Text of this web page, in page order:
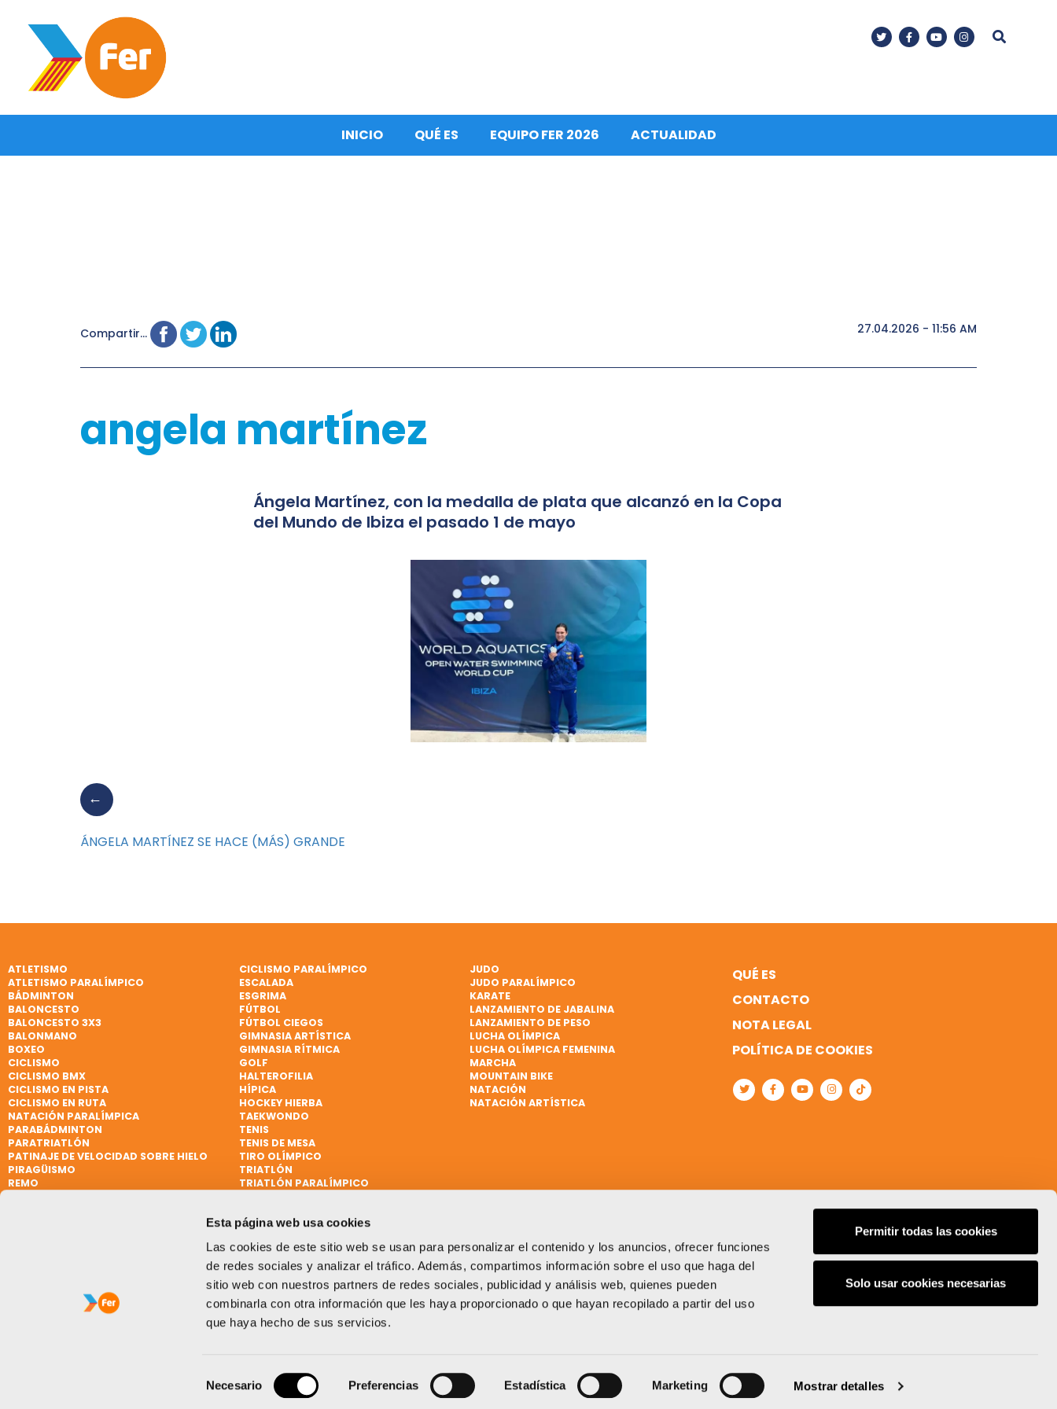
Esta página web usa cookies
Las cookies de este sitio web se usan para personalizar el contenido y los anuncios, ofrecer funciones
de redes sociales y analizar el tráfico. Además, compartimos información sobre el uso que haga del
sitio web con nuestros partners de redes sociales, publicidad y análisis web, quienes pueden
combinarla con otra información que les haya proporcionado o que hayan recopilado a partir del uso
que haya hecho de sus servicios.
de
Necesario Preferencias Estadística Marketing Mostrar detalles
Permitir todas las cookies
Solo usar cookies necesarias
INICIO QUÉ ES EQUIPO FER 2026 ACTUALIDAD
Compartir... 27.04.2026 - 11:56 AM
angela martínez
Ángela Martínez, con la medalla de plata que alcanzó en la Copa
del Mundo de Ibiza el pasado 1 de mayo
ÁNGELA MARTÍNEZ SE HACE (MÁS) GRANDE
ATLETISMO
ATLETISMO PARALÍMPICO
BÁDMINTON
BALONCESTO
BALONCESTO 3X3
BALONMANO
BOXEO
CICLISMO
CICLISMO BMX
CICLISMO EN PISTA
CICLISMO EN RUTA
CICLISMO PARALÍMPICO
ESCALADA
ESGRIMA
FÚTBOL
FÚTBOL CIEGOS
GIMNASIA ARTÍSTICA
GIMNASIA RÍTMICA
GOLF
HALTEROFILIA
HÍPICA
HOCKEY HIERBA
JUDO
JUDO PARALÍMPICO
KARATE
LANZAMIENTO DE JABALINA
LANZAMIENTO DE PESO
LUCHA OLÍMPICA
LUCHA OLÍMPICA FEMENINA
MARCHA
MOUNTAIN BIKE
NATACIÓN
NATACIÓN ARTÍSTICA
NATACIÓN PARALÍMPICA
PARABÁDMINTON
PARATRIATLÓN
PATINAJE DE VELOCIDAD SOBRE HIELO
PIRAGÜISMO
REMO
TAEKWONDO
TENIS
TENIS DE MESA
TIRO OLÍMPICO
TRIATLÓN
TRIATLÓN PARALÍMPICO
VELA PARALÍMPICA
WATERPOLO
QUÉ ES
CONTACTO
NOTA LEGAL
POLÍTICA DE COOKIES
Un proyecto impulsado por: